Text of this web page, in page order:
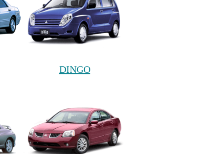
DINGO